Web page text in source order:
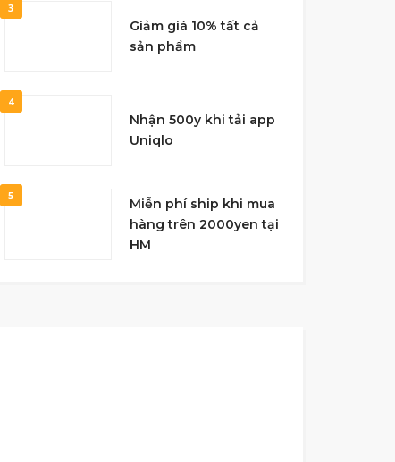
3
Giảm giá 10% tất cả
sản phẩm
4
Nhận 500y khi tải app
Uniqlo
5
Miễn phí ship khi mua
hàng trên 2000yen tại
HM